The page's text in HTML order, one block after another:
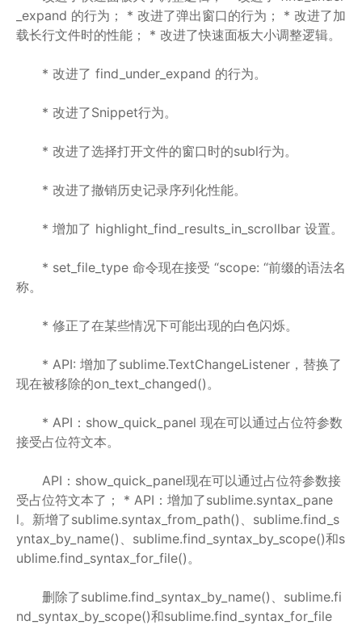
_expand 的行为； * 改进了弹出窗口的行为； * 改进了加
载长行文件时的性能； * 改进了快速面板大小调整逻辑。
* 改进了 find_under_expand 的行为。
* 改进了Snippet行为。
* 改进了选择打开文件的窗口时的subl行为。
* 改进了撤销历史记录序列化性能。
* 增加了 highlight_find_results_in_scrollbar 设置。
* set_file_type 命令现在接受 “scope: “前缀的语法名
称。
* 修正了在某些情况下可能出现的白色闪烁。
* API: 增加了sublime.TextChangeListener，替换了
现在被移除的on_text_changed()。
* API：show_quick_panel 现在可以通过占位符参数
接受占位符文本。
API：show_quick_panel现在可以通过占位符参数接
受占位符文本了； * API：增加了sublime.syntax_pane
l。新增了sublime.syntax_from_path()、sublime.find_s
yntax_by_name()、sublime.find_syntax_by_scope()和s
ublime.find_syntax_for_file()。
删除了sublime.find_syntax_by_name()、sublime.fi
nd_syntax_by_scope()和sublime.find_syntax_for_file